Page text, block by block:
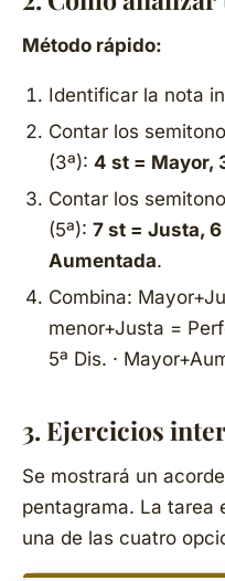
Método rápido:
Identificar la nota
Contar los
(3ª): 4 st = Mayor,
Contar los
(5ª): 7 st = Justa,
Aumentada.
Combina:
menor+Justa =
5ª Dis. ·
3. Ejercicios
Se mostrará un
pentagrama. La tarea
una de las cuatro